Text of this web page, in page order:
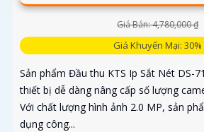
Giá Bán: 4,780,000 ₫
Giá Khuyến Mại: 30%
Sản phẩm Đầu thu KTS Ip Sắt Nét DS-
thiết bị dễ dàng nâng cấp số lượng
Với chất lượng hình ảnh 2.0 MP, sản
dụng công...